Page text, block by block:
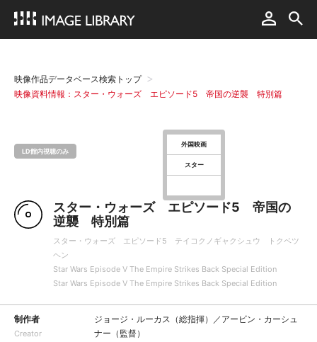
映像作品データベース検索トップ
映像資料情報：スター・ウォーズ エピソード5 帝国の逆襲 特別篇
LD館内視聴のみ
外国映画
スター
スター・ウォーズ エピソード5 帝国の
逆襲 特別篇
スター・ウォーズ エピソード5 テイコクノギャクシュウ トクベツ
ヘン
Star Wars Episode Ⅴ The Empire Strikes Back Special Edition
Star Wars Episode Ⅴ The Empire Strikes Back Special Edition
制作者
Creator
ジョージ・ルーカス（総指揮）／アービン・カーシュ
ナー（監督）